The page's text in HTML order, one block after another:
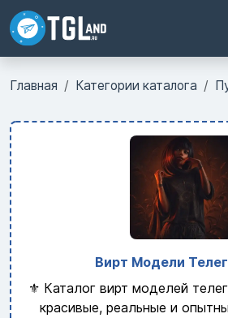
Главная Категории каталога
Вирт Модели
⚜️ Каталог вирт моделей
красивые, реальные и